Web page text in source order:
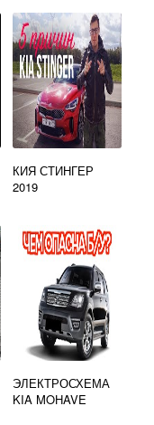
КИЯ СТИНГЕР
2019
ЭЛЕКТРОСХЕМА
KIA MOHAVE